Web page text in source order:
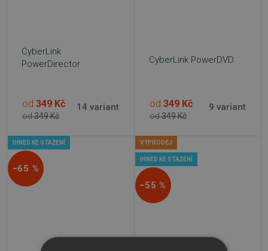
CyberLink
PowerDirector
od349 Kč
od 349 Kč 14 variant
CyberLink PowerDVD
od349 Kč
od 349 Kč 9 variant
IHNED KE STAŽENÍ
−65 %
VÝPRODEJ
IHNED KE STAŽENÍ
−55 %